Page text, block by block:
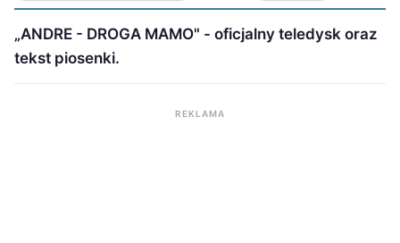
„ANDRE - DROGA MAMO" - oficjalny teledysk oraz
tekst piosenki.
REKLAMA